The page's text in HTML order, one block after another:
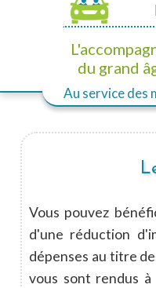
du grand
Au service des
Vous pouvez
d'une réduction
dépenses au titre
vous sont rendus